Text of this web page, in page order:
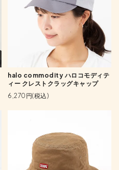
halo commodity ハロコモディテ
ィー クレストクラッグキャップ
6,270円(税込)